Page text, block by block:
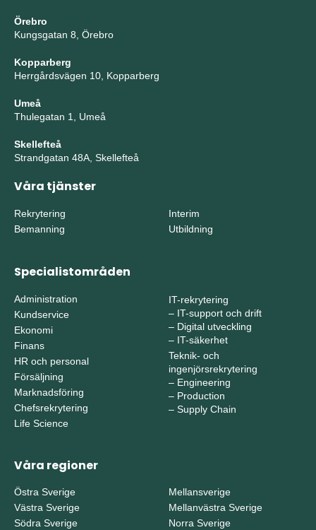
Örebro
Kungsgatan 8, Örebro
Kopparberg
Herrgårdsvägen 10, Kopparberg
Umeå
Thulegatan 1, Umeå
Skellefteå
Strandgatan 48A, Skellefteå
Våra tjänster
Rekrytering
Bemanning
Interim
Utbildning
Specialistområden
Administration
Kundservice
Ekonomi
Finans
HR och personal
Försäljning
Marknadsföring
Chefsrekrytering
Life Science
IT-rekrytering
– IT-support och drift
– Digital utveckling
– IT-säkerhet
Teknik- och
ingenjörsrekrytering
– Engineering
– Production
– Supply Chain
Våra regioner
Östra Sverige
Västra Sverige
Södra Sverige
Mellansverige
Mellanvästra Sverige
Norra Sverige